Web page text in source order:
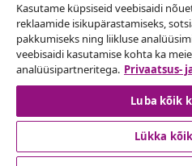
Lepingust taganemine
Esita oma tellimuse kohta
Lepingust
Klienditeenindus
Kasutame küpsiseid veebisaidi
reklaamide isikupärastamiseks,
pakkumiseks ning liikluse
veebisaidi kasutamise kohta ka
analüüsipartneritega. Privaatsus-
Luba kõik
Lükka